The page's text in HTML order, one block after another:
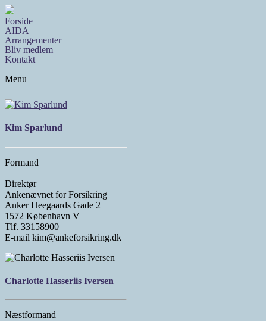
Forside
AIDA
Arrangementer
Bliv medlem
Kontakt
Menu
Kim Sparlund
Formand
Direktør
Ankenævnet for Forsikring
Anker Heegaards Gade 2
1572 København V
Tlf. 33158900
E-mail kim@ankeforsikring.dk
Charlotte Hasseriis Iversen
Næstformand